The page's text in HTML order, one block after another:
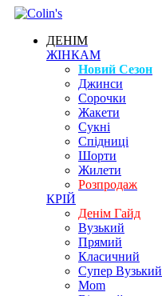
ДЕНІМ
ЖІНКАМ
Новий Сезон
Джинси
Сорочки
Жакети
Сукні
Спідниці
Шорти
Жилети
Розпродаж
КРІЙ
Денім Гайд
Вузький
Прямий
Класичний
Супер Вузький
Mom